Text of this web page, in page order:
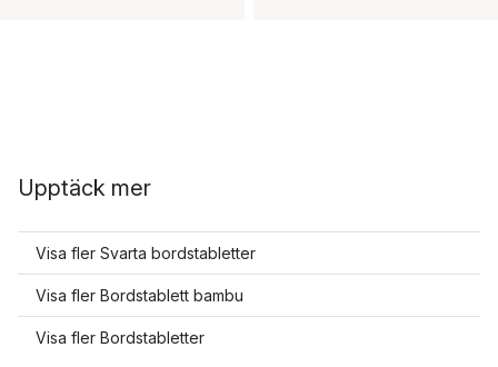
Upptäck mer
Visa fler Svarta bordstabletter
Visa fler Bordstablett bambu
Visa fler Bordstabletter